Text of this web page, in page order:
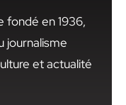
fondé en 1936,
journalisme
et actualité